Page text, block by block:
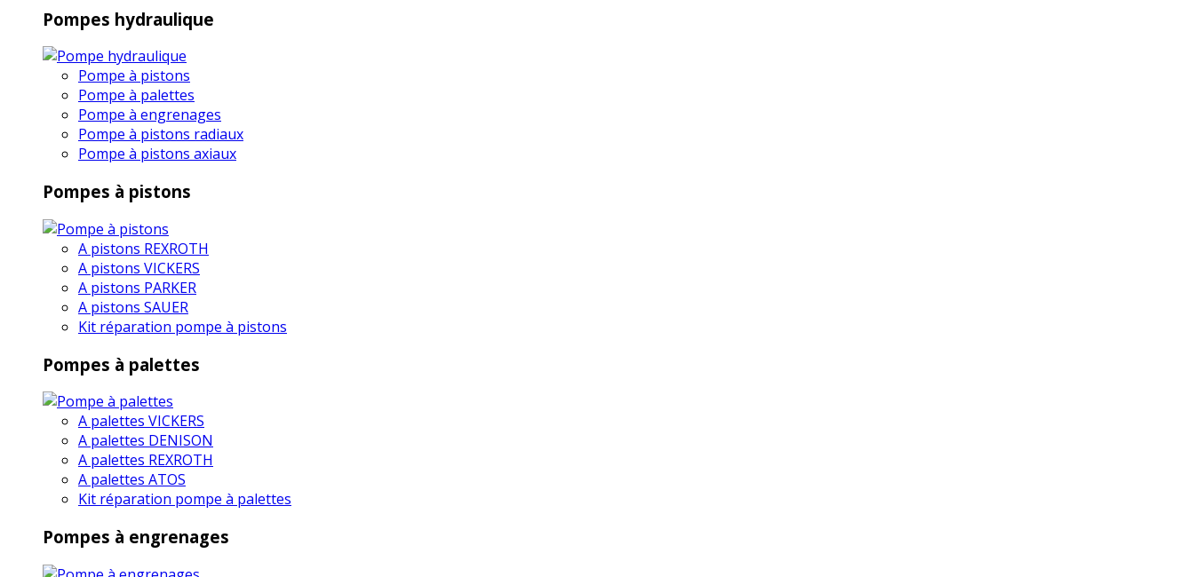
Pompes hydraulique
Pompe à pistons
Pompe à palettes
Pompe à engrenages
Pompe à pistons radiaux
Pompe à pistons axiaux
Pompes à pistons
A pistons REXROTH
A pistons VICKERS
A pistons PARKER
A pistons SAUER
Kit réparation pompe à pistons
Pompes à palettes
A palettes VICKERS
A palettes DENISON
A palettes REXROTH
A palettes ATOS
Kit réparation pompe à palettes
Pompes à engrenages